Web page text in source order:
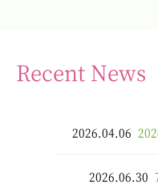
Recent News
2026.04.06
2026.06.30